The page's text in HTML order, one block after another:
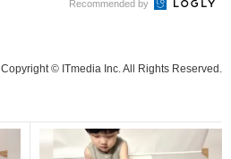
Recommended by
Copyright © ITmedia Inc. All Rights Reserved.